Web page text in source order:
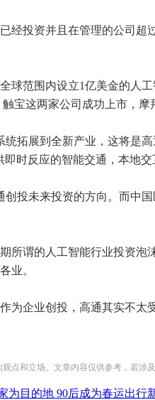
经投资并且在管理的公司超
球范围内设立1亿美金的人
宝这两家公司成功上市，摩
统拓展到全新产业，这将是
时反应的智能交通，本地
投未来投资的方向。而中
所谓的人工智能行业投资
业。
为企业创投，高通其实不太
点和立场。文章内容仅供参考，若涉
为目的地 90后成为春运出行